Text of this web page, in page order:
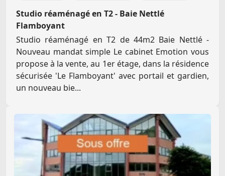
Studio réaménagé en T2 - Baie Nettlé
Flamboyant
Studio réaménagé en T2 de 44m2 Baie Nettlé -
Nouveau mandat simple Le cabinet Emotion vous
propose à la vente, au 1er étage, dans la résidence
sécurisée 'Le Flamboyant' avec portail et gardien,
un nouveau bie...